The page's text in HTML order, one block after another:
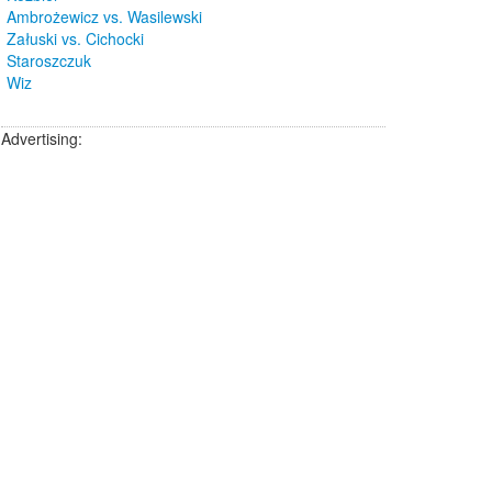
Ambrożewicz vs. Wasilewski
Załuski vs. Cichocki
Staroszczuk
Wiz
Advertising: